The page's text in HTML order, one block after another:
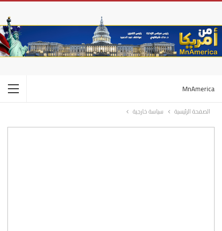
MnAmerica
الصفحة الرئيسية سياسة خارجية